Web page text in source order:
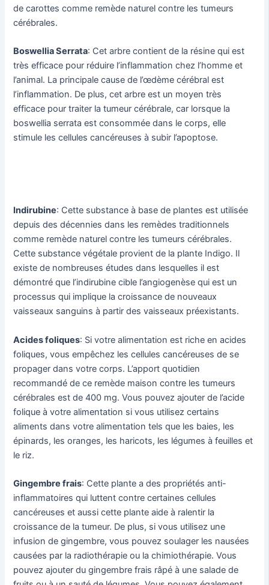
de carottes comme remède naturel contre les tumeurs
cérébrales.
Boswellia Serrata: Cet arbre contient de la résine qui est
très efficace pour réduire l’inflammation chez l’homme et
l’animal. La principale cause de l’œdème cérébral est
l’inflammation. De plus, cet arbre est un moyen très
efficace pour traiter la tumeur cérébrale, car lorsque la
boswellia serrata est consommée dans le corps, elle
stimule les cellules cancéreuses à subir l’apoptose.
Indirubine: Cette substance à base de plantes est utilisée
depuis des décennies dans les remèdes traditionnels
comme remède naturel contre les tumeurs cérébrales.
Cette substance végétale provient de la plante Indigo. Il
existe de nombreuses études dans lesquelles il est
démontré que l’indirubine cible l’angiogenèse qui est un
processus qui implique la croissance de nouveaux
vaisseaux sanguins à partir des vaisseaux préexistants.
Acides foliques: Si votre alimentation est riche en acides
foliques, vous empêchez les cellules cancéreuses de se
propager dans votre corps. L’apport quotidien
recommandé de ce remède maison contre les tumeurs
cérébrales est de 400 mg. Vous pouvez ajouter de l’acide
folique à votre alimentation si vous utilisez certains
aliments dans votre alimentation tels que les baies, les
épinards, les oranges, les haricots, les légumes à feuilles et
le riz.
Gingembre frais: Cette plante a des propriétés anti-
inflammatoires qui luttent contre certaines cellules
cancéreuses et aussi cette plante aide à ralentir la
croissance de la tumeur. De plus, si vous utilisez une
infusion de gingembre, vous pouvez soulager les nausées
causées par la radiothérapie ou la chimiothérapie. Vous
pouvez ajouter du gingembre frais râpé à une salade de